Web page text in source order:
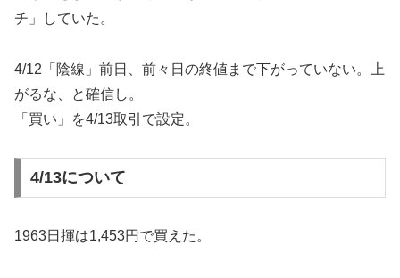
チ」していた。
4/12「陰線」前日、前々日の終値まで下がっていない。上
がるな、と確信し。
「買い」を4/13取引で設定。
4/13について
1963日揮は1,453円で買えた。